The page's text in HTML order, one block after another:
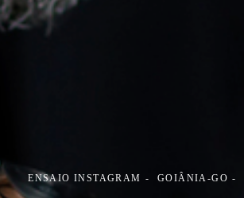
ENSAIO INSTAGRAM GOIÂNIA-GO